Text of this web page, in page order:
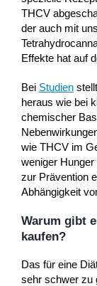
THCV
der auch mit
Effekte hat auf
Bei Studien
heraus wie bei
chemischer
wie THCV im
weniger
zur Prävention
Abhängigkeit
Warum gibt
kaufen?
Das für eine
sehr schwer zu